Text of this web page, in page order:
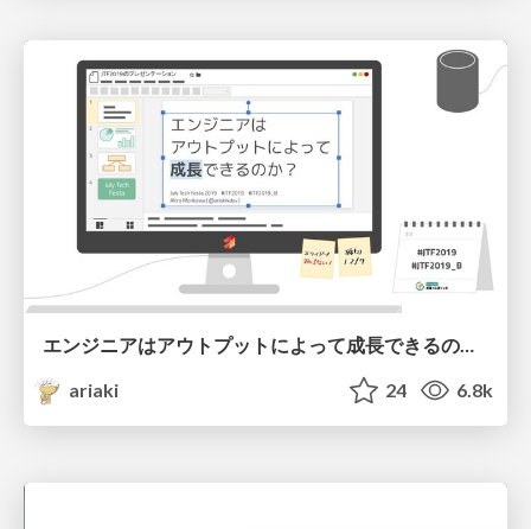
エンジニアはアウトプットによって成長できるのか？ / Grow with your output
ariaki
24 6.8k